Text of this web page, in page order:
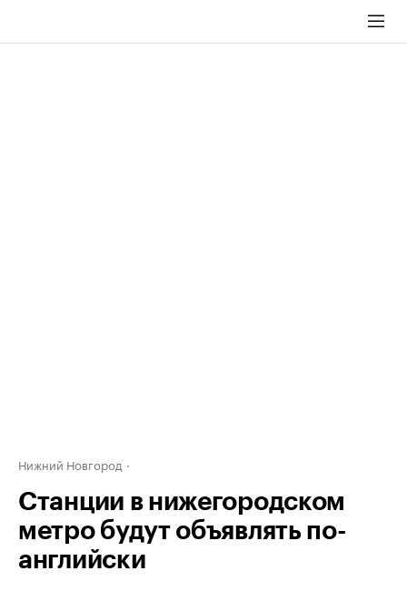
Нижний Новгород
Станции в нижегородском
метро будут объявлять по-
английски